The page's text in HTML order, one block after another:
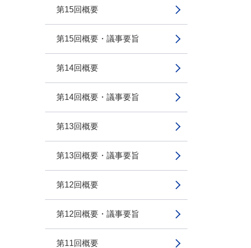
第15回概要
第15回概要・議事要旨
第14回概要
第14回概要・議事要旨
第13回概要
第13回概要・議事要旨
第12回概要
第12回概要・議事要旨
第11回概要